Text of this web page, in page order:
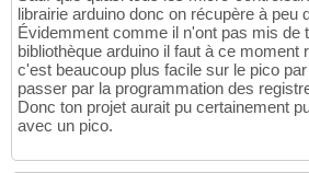
librairie arduino donc on récupère à peu
Évidemment comme il n'ont pas mis de
bibliothèque arduino il faut à ce moment
c'est beaucoup plus facile sur le pico
passer par la programmation des
Donc ton projet aurait pu certainement
avec un pico.